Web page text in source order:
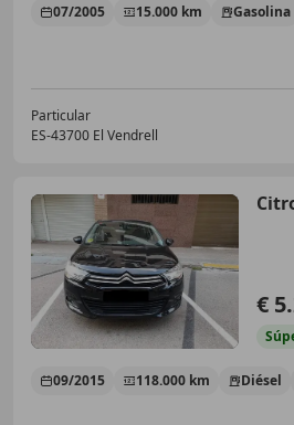
07/2005 15.000 km Gasolina
Particular
ES-43700 El Vendrell
€
09/2015 118.000 km Diésel